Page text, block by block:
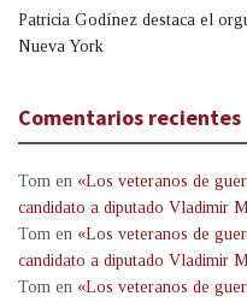
Patricia Godínez destaca el
Nueva York
Comentarios recientes
Tom en «Los veteranos de
candidato a diputado Vladimir
Tom en «Los veteranos de
candidato a diputado Vladimir
Tom en «Los veteranos de